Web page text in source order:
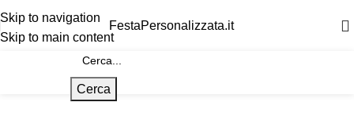
Skip to navigation
Skip to main content
FestaPersonalizzata.it
Cerca